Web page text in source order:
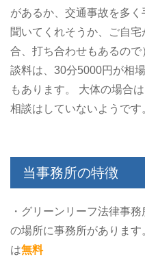
があるか、交通事故を多
聞いてくれそうか、ご自
合、打ち合わせもあるので
談料は、30分5000円が相
もあります。
大体の場合
相談はしていないようです
当事務所の特徴
・グリーンリーフ法律事務
の場所に事務所があります
は無料